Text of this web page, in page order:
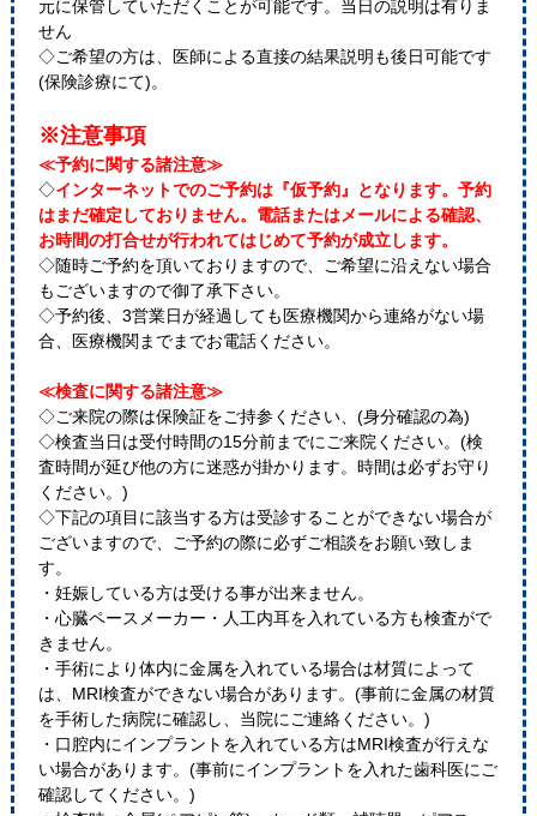
元に保管していただくことが可能です。当日の説明は有りま
せん
◇ご希望の方は、医師による直接の結果説明も後日可能です
(保険診療にて)。
※注意事項
≪予約に関する諸注意≫
◇インターネットでのご予約は『仮予約』となります。予約
はまだ確定しておりません。電話またはメールによる確認、
お時間の打合せが行われてはじめて予約が成立します。
◇随時ご予約を頂いておりますので、ご希望に沿えない場合
もございますので御了承下さい。
◇予約後、3営業日が経過しても医療機関から連絡がない場
合、医療機関までまでお電話ください。
≪検査に関する諸注意≫
◇ご来院の際は保険証をご持参ください、(身分確認の為)
◇検査当日は受付時間の15分前までにご来院ください。(検
査時間が延び他の方に迷惑が掛かります。時間は必ずお守り
ください。)
◇下記の項目に該当する方は受診することができない場合が
ございますので、ご予約の際に必ずご相談をお願い致しま
す。
・妊娠している方は受ける事が出来ません。
・心臓ペースメーカー・人工内耳を入れている方も検査がで
きません。
・手術により体内に金属を入れている場合は材質によって
は、MRI検査ができない場合があります。(事前に金属の材質
を手術した病院に確認し、当院にご連絡ください。)
・口腔内にインプラントを入れている方はMRI検査が行えな
い場合があります。(事前にインプラントを入れた歯科医にご
確認してください。)